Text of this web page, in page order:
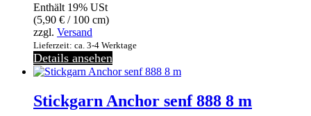
Enthält 19% USt
(5,90 € / 100 cm)
zzgl. Versand
Lieferzeit: ca. 3-4 Werktage
Details ansehen
Stickgarn Anchor senf 888 8 m